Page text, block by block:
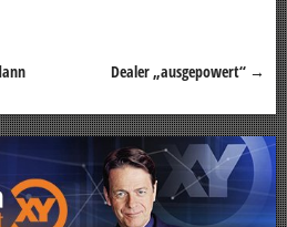
Dealer „ausgepowert“ →